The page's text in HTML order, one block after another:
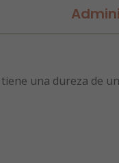
una dureza de